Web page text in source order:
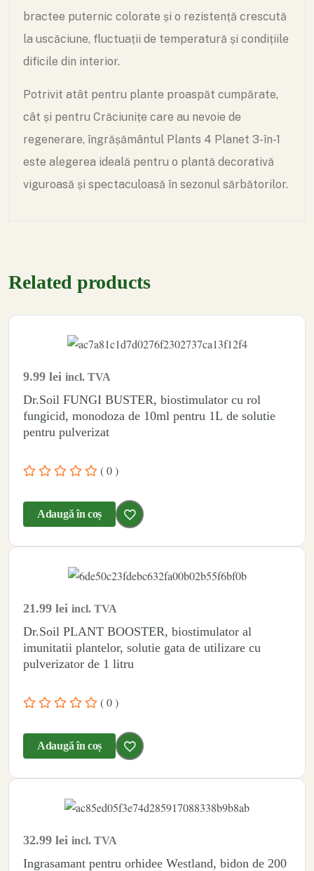
bractee puternic colorate și o rezistență crescută
la uscăciune, fluctuații de temperatură și condițiile
dificile din interior.
Potrivit atât pentru plante proaspăt cumpărate,
cât și pentru Crăciunițe care au nevoie de
regenerare, îngrășământul Plants 4 Planet 3-în-1
este alegerea ideală pentru o plantă decorativă
viguroasă și spectaculoasă în sezonul sărbătorilor.
Related products
9.99 lei incl. TVA
Dr.Soil FUNGI BUSTER, biostimulator cu rol
fungicid, monodoza de 10ml pentru 1L de solutie
pentru pulverizat
( 0 )
Adaugă în coș
21.99 lei incl. TVA
Dr.Soil PLANT BOOSTER, biostimulator al
imunitatii plantelor, solutie gata de utilizare cu
pulverizator de 1 litru
( 0 )
Adaugă în coș
32.99 lei incl. TVA
Ingrasamant pentru orhidee Westland, bidon de 200